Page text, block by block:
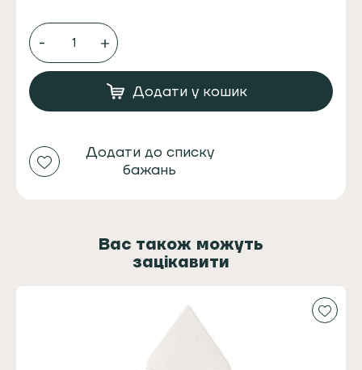
Кошик
портафільтра
IMS
12/18
грамів
сито
Додати у кошик
Додати до списку
бажань
Вас також можуть
зацікавити